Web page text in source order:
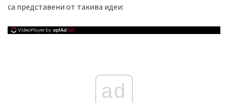
са представени от такива идеи:
ad